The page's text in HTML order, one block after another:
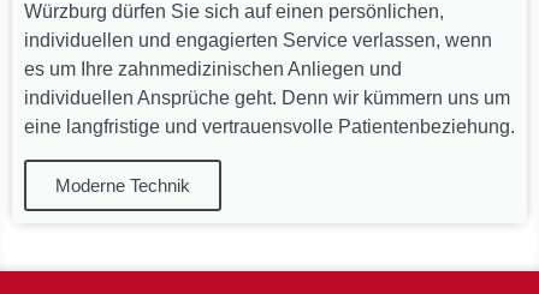
Würzburg dürfen Sie sich auf einen persönlichen,
individuellen und engagierten Service verlassen, wenn
es um Ihre zahnmedizinischen Anliegen und
individuellen Ansprüche geht. Denn wir kümmern uns um
eine langfristige und vertrauensvolle Patientenbeziehung.
Moderne Technik